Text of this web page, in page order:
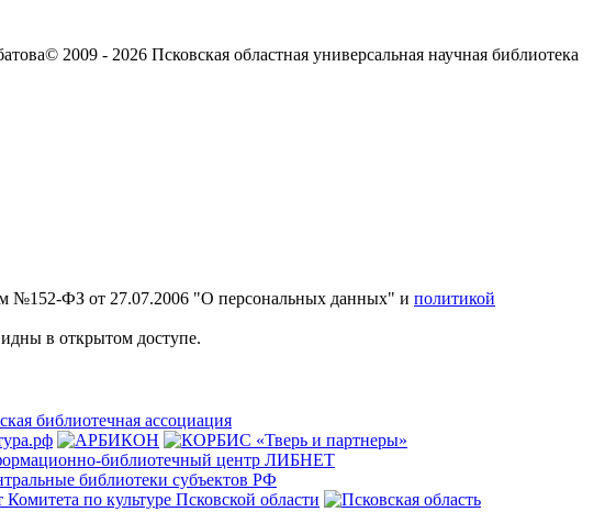
© 2009 - 2026 Псковская областная универсальная научная библиотека
№152-ФЗ от 27.07.2006 "О персональных данных" и политикой
в открытом доступе.